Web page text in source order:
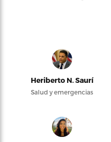
Heriberto N. Saurí
Salud y emergencias